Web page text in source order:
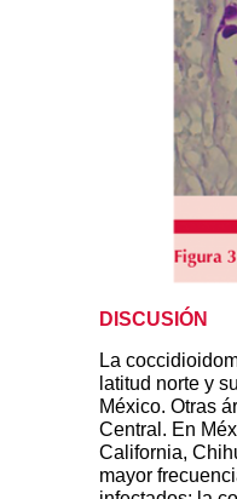
DISCUSIÓN
La
latitud norte y
México. Otras
Central. En
California,
mayor